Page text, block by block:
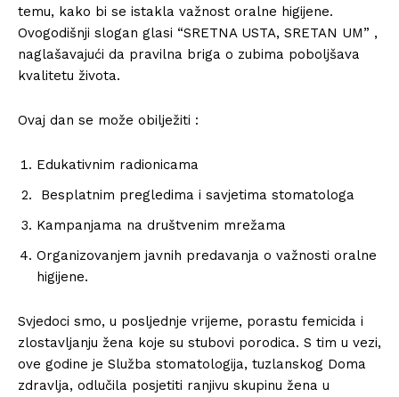
temu, kako bi se istakla važnost oralne higijene.
Ovogodišnji slogan glasi “SRETNA USTA, SRETAN UM” ,
naglašavajući da pravilna briga o zubima poboljšava
kvalitetu života.
Ovaj dan se može obilježiti :
Edukativnim radionicama
Besplatnim pregledima i savjetima stomatologa
Kampanjama na društvenim mrežama
Organizovanjem javnih predavanja o važnosti oralne
higijene.
Svjedoci smo, u posljednje vrijeme, porastu femicida i
zlostavljanju žena koje su stubovi porodica. S tim u vezi,
ove godine je Služba stomatologija, tuzlanskog Doma
zdravlja, odlučila posjetiti ranjivu skupinu žena u